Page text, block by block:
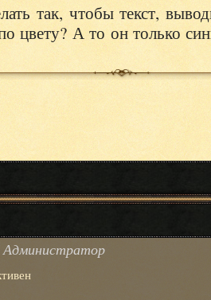
так, чтобы текст,
цвету? А то он только
Администратор